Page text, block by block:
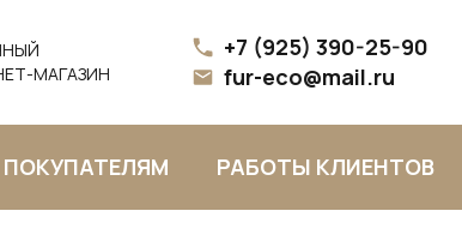
МАГАЗИН
+7 (925) 390-25-90
fur-eco@mail.ru
ПОКУПАТЕЛЯМ РАБОТЫ КЛИЕНТОВ